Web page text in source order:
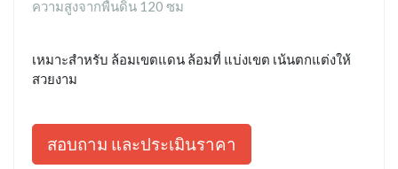
ความสูงจากพื้นดิน 120 ซม
เหมาะสำหรับ ล้อมเขตแดน ล้อมที่ แบ่งเขต เน้นตกแต่งให้
สวยงาม
สอบถาม และประเมินราคา